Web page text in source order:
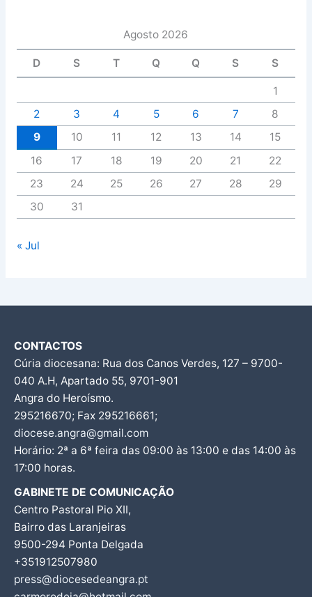
Agosto 2026
D S T Q Q S S
1
2
3 4 5 6 7
8
9
10 11 12 13 14
15
16
17 18 19 20 21
22
23
24 25 26 27 28
29
30
31
« Jul
CONTACTOS
Cúria diocesana: Rua dos Canos Verdes, 127 – 9700-
040 A.H, Apartado 55, 9701-901
Angra do Heroísmo.
295216670; Fax 295216661;
diocese.angra@gmail.com
Horário: 2ª a 6ª feira das 09:00 às 13:00 e das 14:00 às
17:00 horas.
GABINETE DE COMUNICAÇÃO
Centro Pastoral Pio XII,
Bairro das Laranjeiras
9500-294 Ponta Delgada
+351912507980
press@diocesedeangra.pt